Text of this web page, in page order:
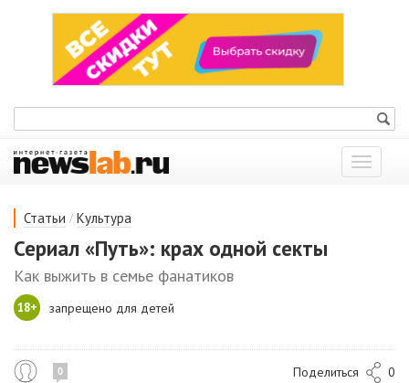
Показать
меню
Статьи / Культура
Сериал «Путь»: крах одной секты
Как выжить в семье фанатиков
18+ запрещено для детей
0 Поделиться 0